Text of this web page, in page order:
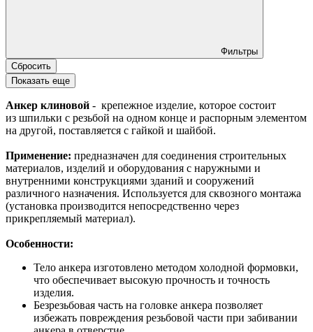
Фильтры
Сбросить
Показать еще
Анкер клиновой - крепежное изделие, которое состоит
из шпильки с резьбой на одном конце и распорным элементом
на другой, поставляется с гайкой и шайбой.
Применение: предназначен для соединения строительных
материалов, изделий и оборудования с наружными и
внутренними конструкциями зданий и сооружений
различного назначения. Используется для сквозного монтажа
(установка производится непосредственно через
прикрепляемый материал).
Особенности:
Тело анкера изготовлено методом холодной формовки,
что обеспечивает высокую прочность и точность
изделия.
Безрезьбовая часть на головке анкера позволяет
избежать повреждения резьбовой части при забивании